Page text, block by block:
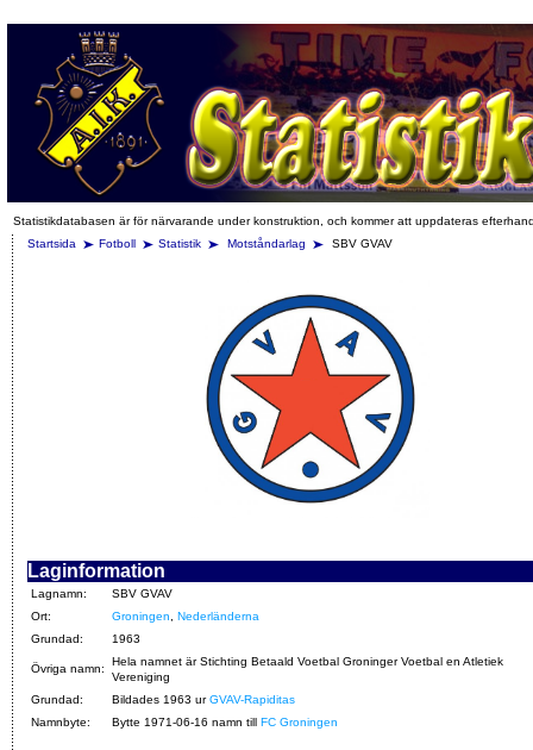
Statistikdatabasen är för närvarande under konstruktion, och kommer att uppdateras
Startsida
Fotboll Statistik Motståndarlag SBV GVAV
Laginformation
Lagnamn:
SBV GVAV
Ort:
Groningen
Nederländerna
Grundad:
1963
Övriga namn:
Hela namnet är Stichting Betaald Voetbal Groninger Voetbal en Atletiek
Vereniging
Grundad:
Bildades 1963 urGVAV-Rapiditas
Namnbyte:
Bytte 1971-06-16 namn till FC Groningen